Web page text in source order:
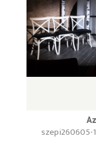
szepi260605-